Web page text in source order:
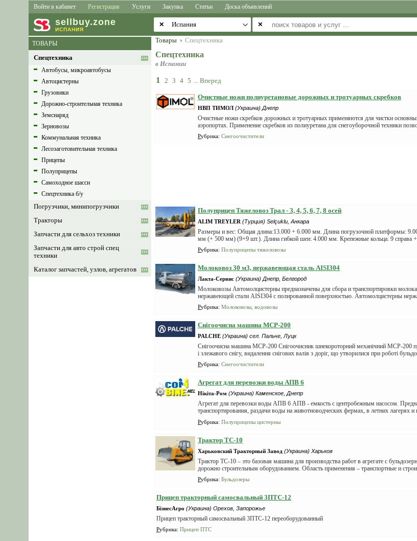
Войти в кабинет Регистрация Услуги Закупка Статьи Доска объявлений
sell buy.zone
ИСПАНИЯ
✕ ✕
ТОВАРЫ
Спецтехника
Автобусы, микроавтобусы
Автоцистерны
Грузовики
Дорожно-строительная техника
Земснаряд
Зерновозы
Коммунальная техника
Лесозаготовительная техника
Прицепы
Полуприцепы
Самоходное шасси
Спецтехника б/у
Погрузчики, минипогрузчики
Тракторы
Запчасти для сельхоз техники
Запчасти для авто строй спец
техники
Каталог запчастей, узлов, агрегатов
Товары › Спецтехника
Спецтехника
в Испании
1 2 3 4 5 ... Вперед
Очистные ножи полиуретановые дорожных и тротуарных скребков
НВП ТИМОЛ (Украина) Днепр
Очистные ножи скребков дорожных и тротуарных применяются для чистки
аэропортах. Применение скребков из полиуретана для снегоуборочной техники
Рубрика: Снегоочистители
Полуприцеп Тяжеловоз Трал - 3, 4, 5, 6, 7, 8 осей
ALIM TREYLER (Турция) Selçuklu, Анкара
Размеры и вес: Общая длина:13.000 + 6.000 мм. Длина погрузочной платформы:
мм (+ 500 мм) (9+9 шт.). Длина гибкой шеи: 4.000 мм. Крепежные кольца: 9 справа +
Рубрика: Полуприцепы тяжеловозы
Молоковоз 30 м3, нержавеющая сталь AISI304
Лакта-Сервис (Украина) Днепр, Белгород
Молоковозы Автомолцистерны предназначены для сбора и транспортировки
нержавеющей стали AISI304 с полированной поверхностью. Автомолцистерны
Рубрика: Молоковозы, водовозы
Снігоочисна машина МСР-200
PALCHE (Украина) сел. Пальче, Луцк
Снігоочисна машина МСР-200 Снігоочисник шнекороторний механічний МСР-200
і злежавого снігу, видалення снігових валів з доріг, що утворилися при роботі
Рубрика: Снегоочистители
Агрегат для перевозки воды АПВ 6
Нікіта-Ром (Украина) Каменское, Днепр
Агрегат для перевозки воды АПВ 6 АПВ - емкость с центробежным насосом.
транспортирования, раздачи воды на животноводческих фермах, в летних
Рубрика: Полуприцепы цистерны
Трактор ТС-10
Харьковский Тракторный Завод (Украина) Харьков
Трактор ТС-10 – это базовая машина для производства работ в агрегате с
дорожно строительным оборудованием. Область применения – транспортные и
Рубрика: Бульдозеры
Прицеп тракторный самосвальный 3ПТС-12
БізнесАгро (Украина) Орехов, Запорожье
Прицеп тракторный самосвальный 3ПТС-12 переоборудованный
Рубрика: Прицеп ПТС